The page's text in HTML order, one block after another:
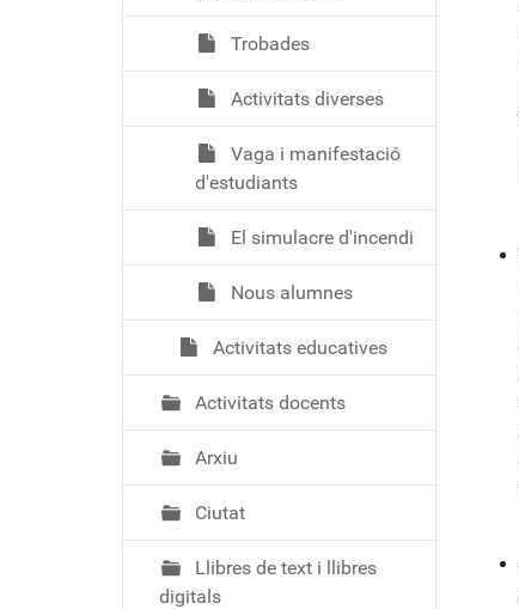
Trobades
Activitats diverses
Vaga i manifestació
d'estudiants
El simulacre d'incendi
Nous alumnes
Activitats educatives
Activitats docents
Arxiu
Ciutat
Llibres de text i llibres
digitals